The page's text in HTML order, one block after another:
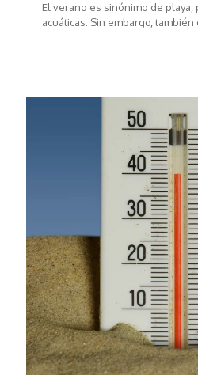
El verano es sinónimo de playa,
acuáticas. Sin embargo, también